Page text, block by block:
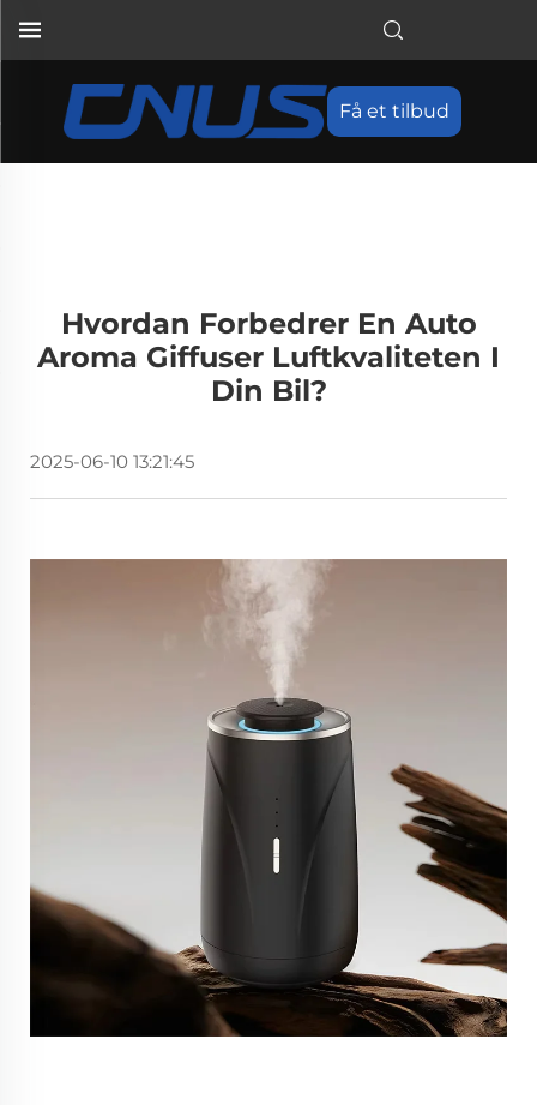
Få et tilbud
Hvordan Forbedrer En Auto
Aroma Giffuser Luftkvaliteten I
Din Bil?
2025-06-10 13:21:45